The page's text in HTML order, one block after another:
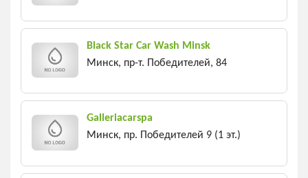
Black Star Car Wash Minsk
Минск, пр-т. Победителей, 84
Galleriacarspa
Минск, пр. Победителей 9 (1 эт.)